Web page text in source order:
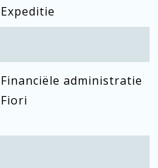
Expeditie
Financiële administratie
Fiori